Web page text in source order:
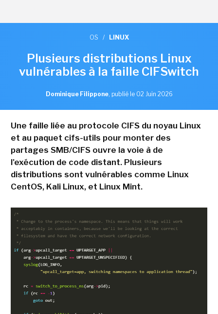
OS / LINUX
Plusieurs distributions Linux
vulnérables à la faille CIFSwitch
Dominique Filippone, publié le 02 Juin 2026
Une faille liée au protocole CIFS du noyau Linux
et au paquet cifs-utils pour monter des
partages SMB/CIFS ouvre la voie à de
l'exécution de code distant. Plusieurs
distributions sont vulnérables comme Linux
CentOS, Kali Linux, et Linux Mint.